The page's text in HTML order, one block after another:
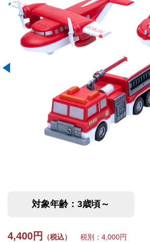
対象年齢：3歳頃～
4,400円 （税込） 税別：4,000円